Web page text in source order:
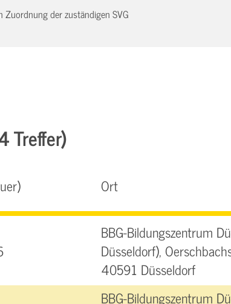
der zuständigen SVG
Treffer)
Ort
BBG-Bildungszentrum
Düsseldorf),
40591 Düsseldorf
BBG-Bildungszentrum